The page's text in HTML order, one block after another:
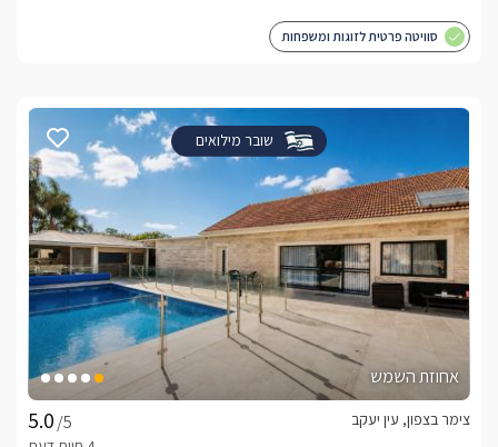
סוויטה פרטית לזוגות ומשפחות
שובר מילואים
אחוזת השמש
/5
צימר בצפון, עין יעקב